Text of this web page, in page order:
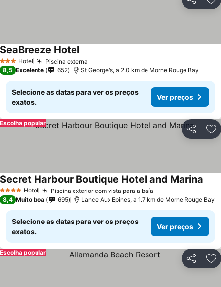
Partilhar
3 EstrelasHotel Piscina externa
SeaBreeze Hotel
8,5 Excelente 652 St George's, a 2.0 km de Morne Rouge Bay
Selecione as datas para ver os preços
exatos.
Ver preços
Partilhar
Escolha popular
4 EstrelasHotel Piscina exterior com vista para a baía
Secret Harbour Boutique Hotel and Marina
8,4 Muito boa 695 Lance Aux Epines, a 1.7 km de Morne Rouge Bay
Selecione as datas para ver os preços
exatos.
Ver preços
Partilhar
Escolha popular